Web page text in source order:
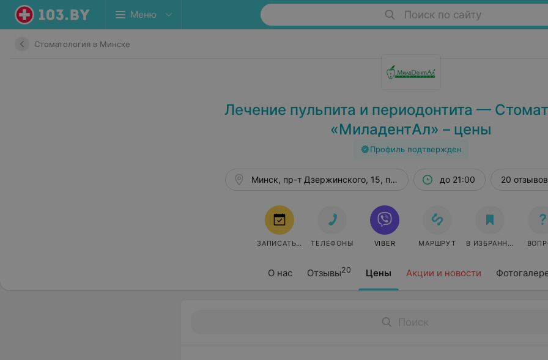
Меню Поиск по сайту
Стоматология в Минске
Лечение пульпита и периодонтита —
«МиладентАл» – цены
Профиль подтвержден
О нас Отзывы20 Цены Акции и новости
Минск, пр-т Дзержинского, 15, пом. 844 до 21:00 20 отзывов
ЗАПИСАТЬСЯ ТЕЛЕФОНЫ VIBER МАРШРУТ В ИЗБРАННОЕ